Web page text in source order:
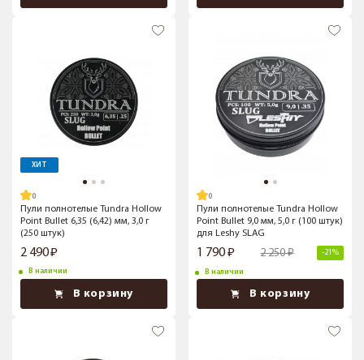
ХИТ
Пули полнотелые Tundra Hollow
Point Bullet 6,35 (6,42) мм, 3,0 г
(250 штук)
2 490
В наличии
В корзину
Пули полнотелые Tundra Hollow
Point Bullet 9,0 мм, 5,0 г (100 штук)
для Leshy SLAG
1 790 2 250 -21%
В наличии
В корзину